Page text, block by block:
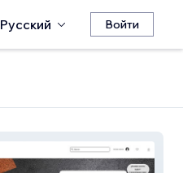
Русский Войти